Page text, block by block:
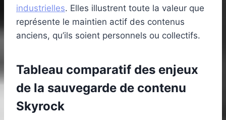
industrielles. Elles illustrent toute la valeur que
représente le maintien actif des contenus
anciens, qu’ils soient personnels ou collectifs.
Tableau comparatif des enjeux
de la sauvegarde de contenu
Skyrock